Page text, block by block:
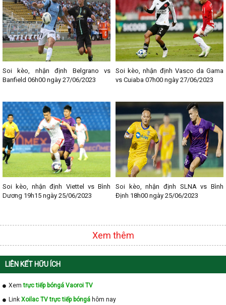
trí uy tín, chất lượng này đến với Fan hâm mộ bóng đá các bạn
nhé!
--------------------------------
Lịch thi đấu bóng đá các giải nổi bật:
- Lịch thi đấu Ngoại hạng Anh
- Lịch thi đấu La Liga
- Lịch thi đấu Bundesliga
- Lịch thi đấu V - League
- Lịch thi đấu Cup C1
Soi kèo, nhận định Belgrano vs
Banfield 06h00 ngày 27/06/2023
Soi kèo, nhận định Vasco da Gama
vs Cuiaba 07h00 ngày 27/06/2023
Soi kèo, nhận định Viettel vs Bình
Dương 19h15 ngày 25/06/2023
Soi kèo, nhận định SLNA vs Bình
Định 18h00 ngày 25/06/2023
Xem thêm
LIÊN KẾT HỮU ÍCH
Xemtrực tiếp bóngá Vaoroi TV
Link Xoilac TV trực tiếp bóngá hôm nay